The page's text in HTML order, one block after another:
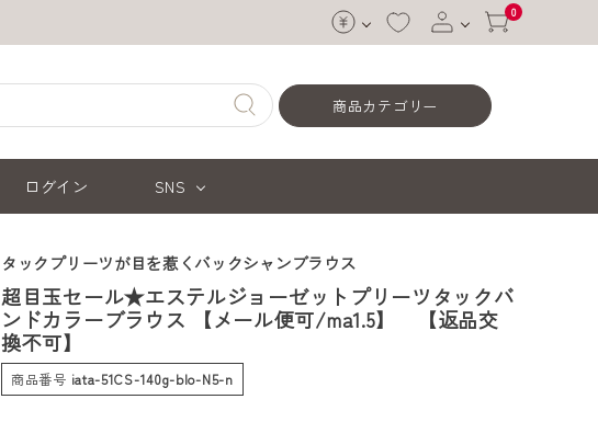
会員登録
0
商品カテゴリー
ログイン SNS
タックプリーツが目を惹くバックシャンブラウス
超目玉セール★エステルジョーゼットプリーツタックバ
ンドカラーブラウス 【メール便可/ma1.5】 【返品交
換不可】
商品番号 iata-51CS-140g-blo-N5-n